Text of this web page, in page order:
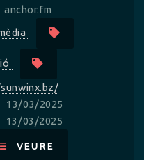
anchor.fm
13/03/2025
13/03/2025
VEURE